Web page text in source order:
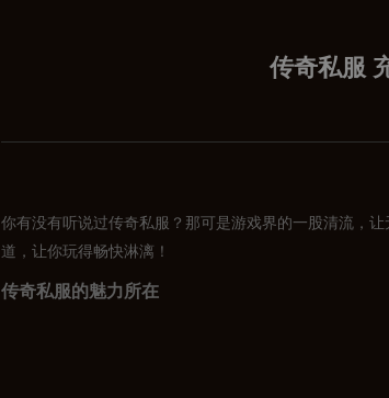
传奇私服
你有没有听说过传奇私服？那可是游戏界的一股清流，
道，让你玩得畅快淋漓！
传奇私服的魅力所在